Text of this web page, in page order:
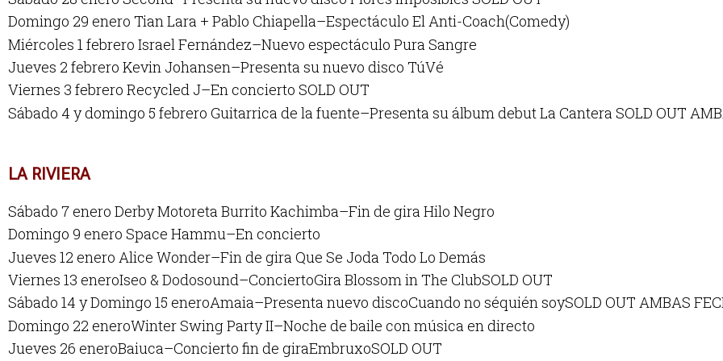
Domingo 29 enero Tian Lara + Pablo Chiapella–Espectáculo El Anti-Coach(Comedy)
Miércoles 1 febrero Israel Fernández–Nuevo espectáculo Pura Sangre
Jueves 2 febrero Kevin Johansen–Presenta su nuevo disco TúVé
Viernes 3 febrero Recycled J–En concierto SOLD OUT
Sábado 4 y domingo 5 febrero Guitarrica de la fuente–Presenta su álbum debut La Cantera SOLD OUT
LA RIVIERA
Sábado 7 enero Derby Motoreta Burrito Kachimba–Fin de gira Hilo Negro
Domingo 9 enero Space Hammu–En concierto
Jueves 12 enero Alice Wonder–Fin de gira Que Se Joda Todo Lo Demás
Viernes 13 eneroIseo & Dodosound–ConciertoGira Blossom in The ClubSOLD OUT
Sábado 14 y Domingo 15 eneroAmaia–Presenta nuevo discoCuando no séquién soySOLD OUT AMBAS
Domingo 22 eneroWinter Swing Party II–Noche de baile con música en directo
Jueves 26 eneroBaiuca–Concierto fin de giraEmbruxoSOLD OUT